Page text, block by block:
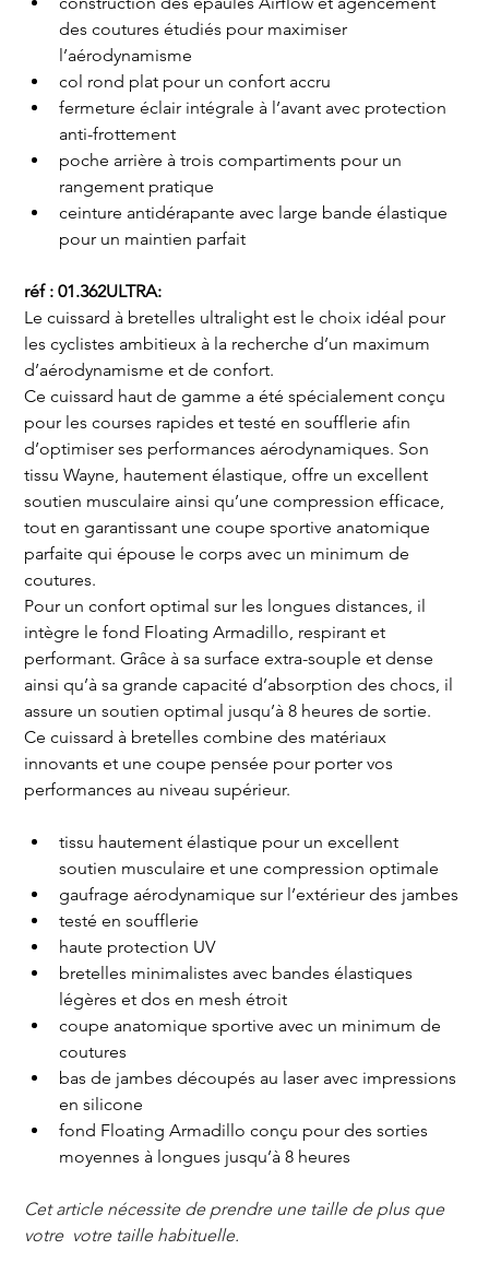
des coutures étudiés pour maximiser
l’aérodynamisme
col rond plat pour un confort accru
fermeture éclair intégrale à l’avant avec protection
anti-frottement
poche arrière à trois compartiments pour un
rangement pratique
ceinture antidérapante avec large bande élastique
pour un maintien parfait
réf : 01.362ULTRA:
Le cuissard à bretelles ultralight est le choix idéal pour
les cyclistes ambitieux à la recherche d’un maximum
d’aérodynamisme et de confort.
Ce cuissard haut de gamme a été spécialement conçu
pour les courses rapides et testé en soufflerie afin
d’optimiser ses performances aérodynamiques. Son
tissu Wayne, hautement élastique, offre un excellent
soutien musculaire ainsi qu’une compression efficace,
tout en garantissant une coupe sportive anatomique
parfaite qui épouse le corps avec un minimum de
coutures.
Pour un confort optimal sur les longues distances, il
intègre le fond Floating Armadillo, respirant et
performant. Grâce à sa surface extra-souple et dense
ainsi qu’à sa grande capacité d’absorption des chocs, il
assure un soutien optimal jusqu’à 8 heures de sortie.
Ce cuissard à bretelles combine des matériaux
innovants et une coupe pensée pour porter vos
performances au niveau supérieur.
tissu hautement élastique pour un excellent
soutien musculaire et une compression optimale
gaufrage aérodynamique sur l’extérieur des jambes
testé en soufflerie
haute protection UV
bretelles minimalistes avec bandes élastiques
légères et dos en mesh étroit
coupe anatomique sportive avec un minimum de
coutures
bas de jambes découpés au laser avec impressions
en silicone
fond Floating Armadillo conçu pour des sorties
moyennes à longues jusqu’à 8 heures
Cet article nécessite de prendre une taille de plus que
votre  votre taille habituelle.